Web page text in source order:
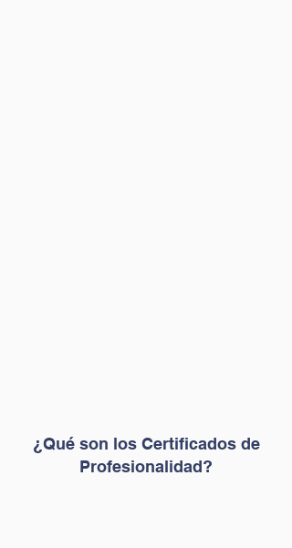
¿Qué son los Certificados de
Profesionalidad?